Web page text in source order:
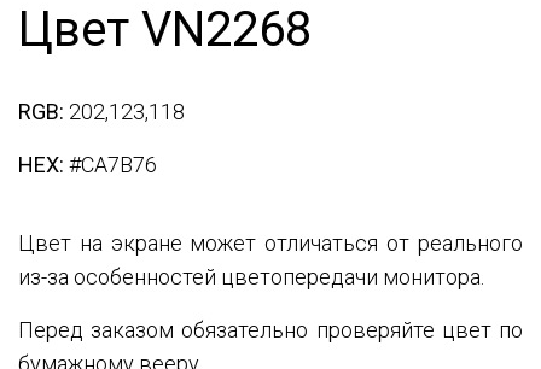
Цвет VN2268
RGB: 202,123,118
HEX: #CA7B76
Цвет на экране может отличаться от реального
из-за особенностей цветопередачи монитора.
Перед заказом обязательно проверяйте цвет по
бумажному вееру.